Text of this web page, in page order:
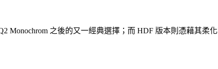
Monochrom 之後的又一經典選擇；而 HDF 版本則憑藉其柔